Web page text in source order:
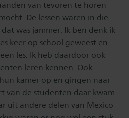
van tevoren te horen
De lessen waren in die
was jammer. Ik ben denk ik
keer op school geweest en
les. Ik heb daardoor ook
leren kennen. Ook
kamer op en gingen naar
van de studenten daar kwam
uit andere delen van Mexico